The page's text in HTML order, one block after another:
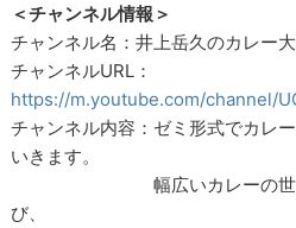
＜チャンネル情報＞
チャンネル名：井上岳久のカレー
チャンネルURL：
https://m.youtube.com/channel/
チャンネル内容：ゼミ形式でカレ
いきます。
幅広いカレーの世界を
び、